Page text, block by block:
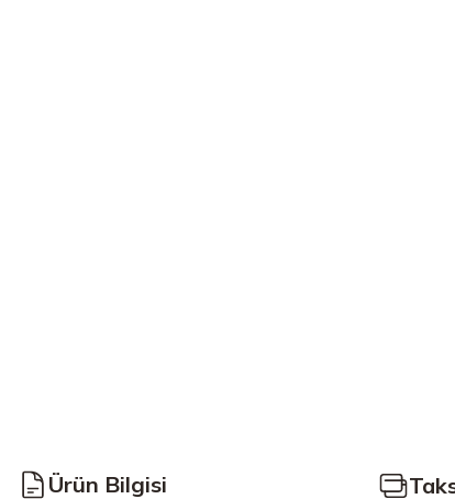
Ürün Bilgisi